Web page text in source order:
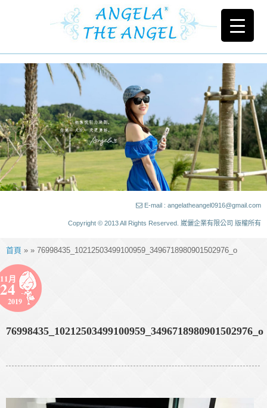
E-mail : angelatheangel0916@gmail.com
Copyright © 2013 All Rights Reserved. 崴儷企業有限公司 版權所有
首頁 » » 76998435_10212503499100959_3496718980901502976_o
11月
24
2019
76998435_10212503499100959_3496718980901502976_o